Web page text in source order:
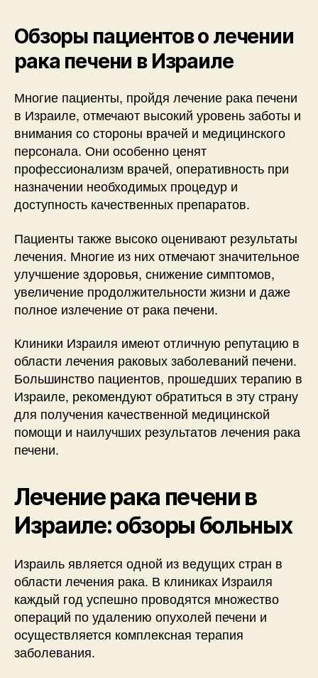
Обзоры пациентов о лечении
рака печени в Израиле
Многие пациенты, пройдя лечение рака печени
в Израиле, отмечают высокий уровень заботы и
внимания со стороны врачей и медицинского
персонала. Они особенно ценят
профессионализм врачей, оперативность при
назначении необходимых процедур и
доступность качественных препаратов.
Пациенты также высоко оценивают результаты
лечения. Многие из них отмечают значительное
улучшение здоровья, снижение симптомов,
увеличение продолжительности жизни и даже
полное излечение от рака печени.
Клиники Израиля имеют отличную репутацию в
области лечения раковых заболеваний печени.
Большинство пациентов, прошедших терапию в
Израиле, рекомендуют обратиться в эту страну
для получения качественной медицинской
помощи и наилучших результатов лечения рака
печени.
Лечение рака печени в
Израиле: обзоры больных
Израиль является одной из ведущих стран в
области лечения рака. В клиниках Израиля
каждый год успешно проводятся множество
операций по удалению опухолей печени и
осуществляется комплексная терапия
заболевания.